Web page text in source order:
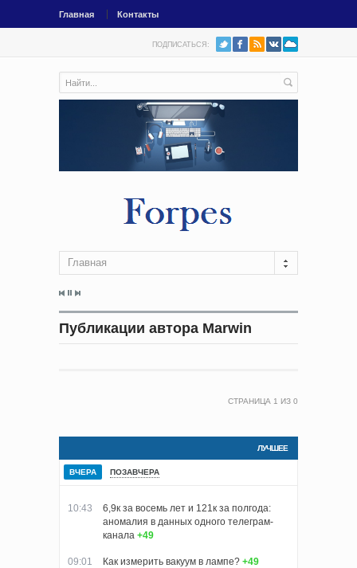
Главная Контакты
ПОДПИСАТЬСЯ:
Главная
Публикации автора Marwin
СТРАНИЦА 1 ИЗ 0
ЛУЧШЕЕ
ВЧЕРА ПОЗАВЧЕРА
10:43
6,9к за восемь лет и 121к за полгода:
аномалия в данных одного телеграм-
канала +49
09:01 Как измерить вакуум в лампе? +49